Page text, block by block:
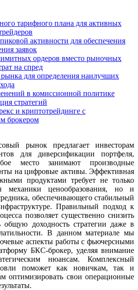
тарифного плана для активных
активности для обеспечения
заявок
ордеров вместо рыночных
на спред
для определения наилучших
в комиссионной политике
стратегий
и криптотрейдинге с
брокером
рынок предлагает инвесторам
для диверсификации портфеля,
место занимают производные
на цифровые активы. Эффективная
продуктами требует не только
механики ценообразования, но и
обеспечивающего стабильный
Правильный подход к
позволяет существенно снизить
доходность стратегии даже в
В данном материале мы
аспекты работы с фьючерсными
БКС-брокер, уделяя внимание
нюансам. Комплексный
поможет как новичкам, так и
оптимизировать свои операционные